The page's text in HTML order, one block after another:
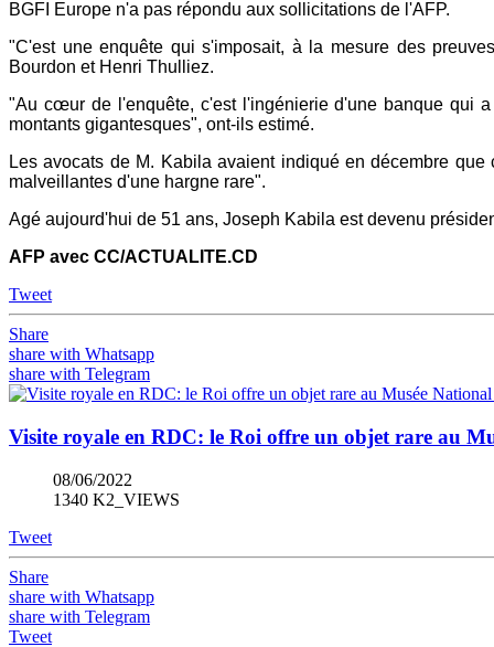
BGFI Europe n'a pas répondu aux sollicitations de l'AFP.
"C'est une enquête qui s'imposait, à la mesure des
Bourdon et Henri Thulliez.
"Au cœur de l'enquête, c'est l'ingénierie d'une banque qui
montants gigantesques", ont-ils estimé.
Les avocats de M. Kabila avaient indiqué en décembre
malveillantes d'une hargne rare".
Agé aujourd'hui de 51 ans, Joseph Kabila est devenu
AFP avec CC/ACTUALITE.CD
Tweet
Share
share with Whatsapp
share with Telegram
Visite royale en RDC: le Roi offre un objet rare au
08/06/2022
1340 K2_VIEWS
Tweet
Share
share with Whatsapp
share with Telegram
Tweet